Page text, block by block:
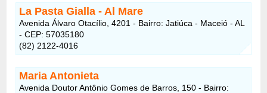
La Pasta Gialla - Al Mare
Avenida Álvaro Otacílio, 4201 - Bairro: Jatiúca - Maceió - AL
- CEP: 57035180
(82) 2122-4016
Maria Antonieta
Avenida Doutor Antônio Gomes de Barros, 150 - Bairro: